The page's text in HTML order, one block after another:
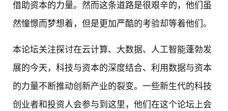
借助资本的力量。然而这条道路是很艰辛的，他们虽
然憧憬而梦想着，但是更加严酷的考验却等着他们。
本论坛关注探讨在云计算、大数据、人工智能蓬勃发
展的今天，科技与资本的深度结合、利用数据与资本
的力量不断推动创新产业的裂变。一些新生代的科技
创业者和投资人会参与到这里，他们在这个论坛上会